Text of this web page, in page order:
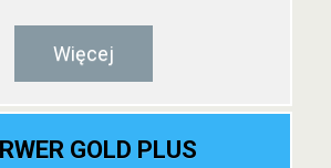
Więcej
GOLD PLUS